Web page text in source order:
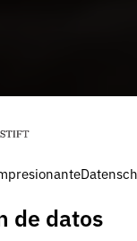
de datos